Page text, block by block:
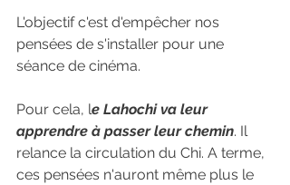
L'objectif c'est d'empêcher nos
pensées de s'installer pour une
séance de cinéma.
Pour cela, le Lahochi va leur
apprendre à passer leur chemin. Il
relance la circulation du Chi. A terme,
ces pensées n'auront même plus le